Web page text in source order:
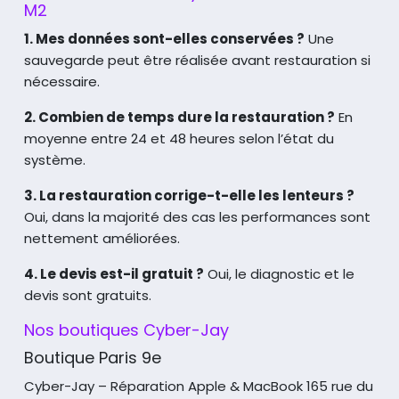
M2
1. Mes données sont-elles conservées ? Une
sauvegarde peut être réalisée avant restauration si
nécessaire.
2. Combien de temps dure la restauration ? En
moyenne entre 24 et 48 heures selon l’état du
système.
3. La restauration corrige-t-elle les lenteurs ?
Oui, dans la majorité des cas les performances sont
nettement améliorées.
4. Le devis est-il gratuit ? Oui, le diagnostic et le
devis sont gratuits.
Nos boutiques Cyber-Jay
Boutique Paris 9e
Cyber-Jay – Réparation Apple & MacBook165 rue du